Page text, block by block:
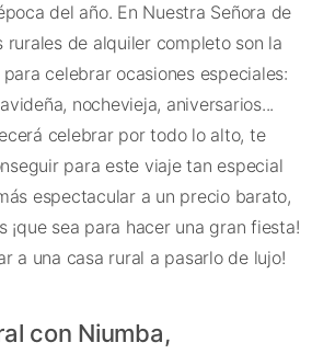
del año. En Nuestra Señora de
rurales de alquiler completo son la
celebrar ocasiones especiales:
nochevieja, aniversarios...
celebrar por todo lo alto, te
para este viaje tan especial
espectacular a un precio barato,
¡que sea para hacer una gran fiesta!
a una casa rural a pasarlo de lujo!
con Niumba,